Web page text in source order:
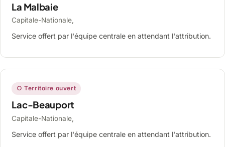
La Malbaie
Capitale-Nationale,
Service offert par l'équipe centrale en attendant l'attribution.
○ Territoire ouvert
Lac-Beauport
Capitale-Nationale,
Service offert par l'équipe centrale en attendant l'attribution.